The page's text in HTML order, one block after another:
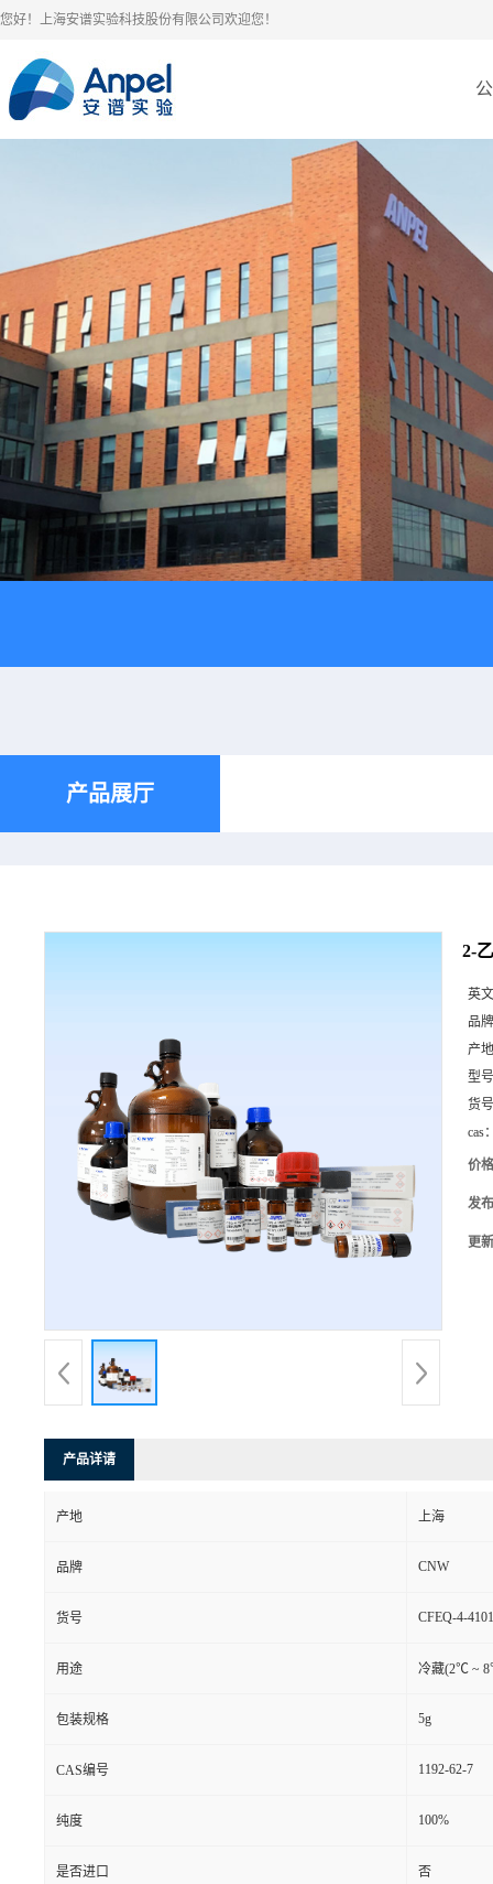
您好！上海安谱实验科技股份有限公司欢迎您！
产品展厅
2-
英
品
产
型
货
cas
价
发
更
产品详请
产地 上海
品牌 CNW
货号 CFEQ-4-
用途 冷藏(2℃ ~
包装规格 5g
CAS编号 1192-62-7
纯度 100%
是否进口 否